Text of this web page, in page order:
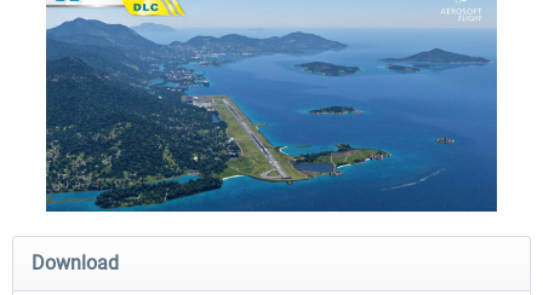
Airport Berlin Brandenburg V2 XP
Download